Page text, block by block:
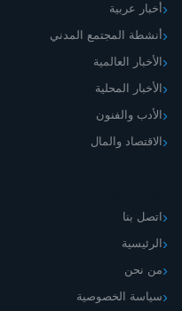
أخبار عربية
أنشطة المجتمع المدني
الأخبار العالمية
الأخبار المحلية
الأدب والفنون
الاقتصاد والمال
اتصل بنا
الرئيسية
من نحن
سياسة الخصوصية